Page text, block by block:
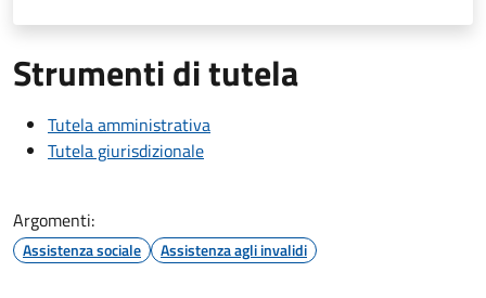
Strumenti di tutela
Tutela amministrativa
Tutela giurisdizionale
Argomenti:
Assistenza sociale Assistenza agli invalidi